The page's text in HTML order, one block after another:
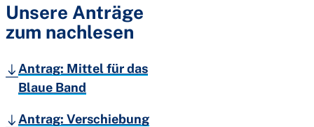
Unsere Anträge
zum nachlesen
Antrag: Mittel für das
Blaue Band
Antrag: Verschiebung